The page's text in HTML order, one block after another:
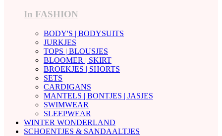
In FASHION
BODY'S | BODYSUITS
JURKJES
TOPS | BLOUSJES
BLOOMER | SKIRT
BROEKJES | SHORTS
SETS
CARDIGANS
MANTELS | BONTJES | JASJES
SWIMWEAR
SLEEPWEAR
WINTER WONDERLAND
SCHOENTJES & SANDAALTJES